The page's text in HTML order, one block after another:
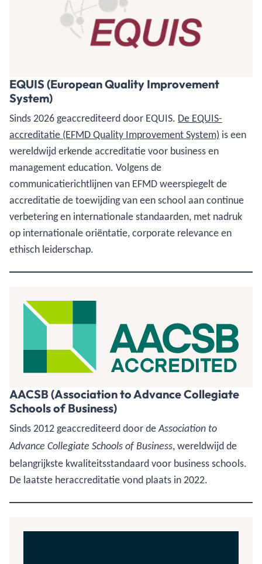
EQUIS (European Quality Improvement
System)
Sinds 2026 geaccrediteerd door EQUIS. De EQUIS-
accreditatie (EFMD Quality Improvement System) is een
wereldwijd erkende accreditatie voor business en
management education. Volgens de
communicatierichtlijnen van EFMD weerspiegelt de
accreditatie de toewijding van een school aan continue
verbetering en internationale standaarden, met nadruk
op internationale oriëntatie, corporate relevance en
ethisch leiderschap.
AACSB (Association to Advance Collegiate
Schools of Business)
Sinds 2012 geaccrediteerd door deAssociation to
Advance Collegiate Schools of Business, wereldwijd de
belangrijkste kwaliteitsstandaard voor business schools.
De laatste heraccreditatie vond plaats in 2022.